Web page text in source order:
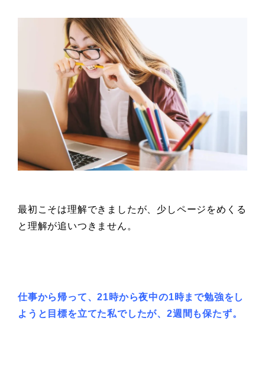
最初こそは理解できましたが、少しページをめくる
と理解が追いつきません。
仕事から帰って、21時から夜中の1時まで勉強をし
ようと 目標を立てた私でしたが、2週間も保たず。